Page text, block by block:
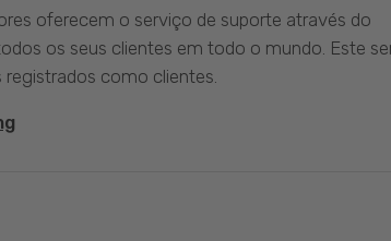
oferecem o serviço de suporte através do
os seus clientes em todo o mundo. Este
como clientes.